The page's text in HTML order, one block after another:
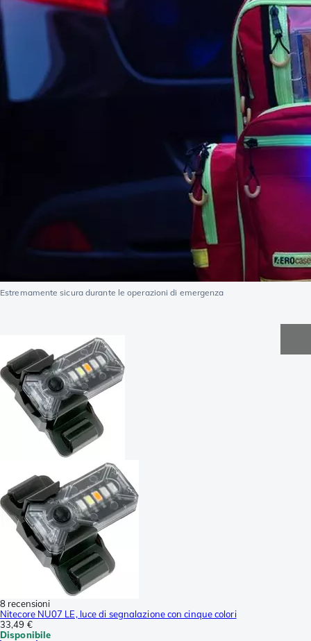
Estremamente sicura durante le operazioni di emergenza
8 recensioni
Nitecore NU07 LE, luce di segnalazione con cinque colori
33,49 €
Disponibile